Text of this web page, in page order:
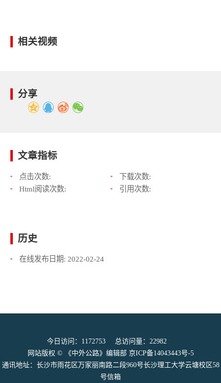
相关视频
分享
文章指标
点击次数:
下载次数:
Html阅读次数:
引用次数:
历史
在线发布日期: 2022-02-24
今日访问： 1172753 总访问量： 22982
网站版权 © 《中外公路》编辑部 京ICP备14043443号-5
通讯地址：长沙市雨花区万家丽南路二段960号长沙理工大学云塘校区58
号信箱